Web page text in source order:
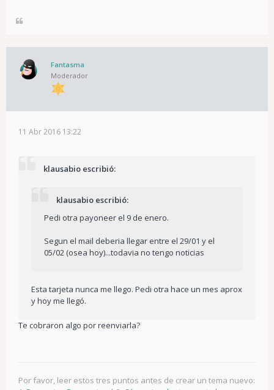
Fantasma
Moderador
11 Abr 2016 13:22
klausabio escribió:
klausabio escribió:
Pedi otra payoneer el 9 de enero.
Segun el mail deberia llegar entre el 29/01 y el
05/02 (osea hoy)...todavia no tengo noticias
Esta tarjeta nunca me llego. Pedi otra hace un mes aprox
y hoy me llegó.
Te cobraron algo por reenviarla?
Por favor, leer estos tres puntos antes de crear un tema nuevo: